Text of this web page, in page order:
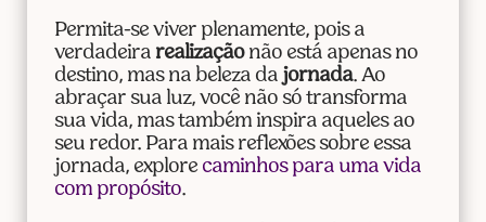
Permita-se viver plenamente, pois a
verdadeira realizaçãonão está apenas no
destino, mas na beleza da jornada. Ao
abraçar sua luz, você não só transforma
sua vida, mas também inspira aqueles ao
seu redor. Para mais reflexões sobre essa
jornada, explore caminhos para uma vida
com propósito.